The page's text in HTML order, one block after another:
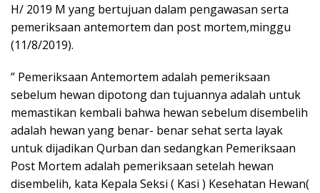
H/ 2019 M yang bertujuan dalam pengawasan serta
pemeriksaan antemortem dan post mortem,minggu
(11/8/2019).
” Pemeriksaan Antemortem adalah pemeriksaan
sebelum hewan dipotong dan tujuannya adalah untuk
memastikan kembali bahwa hewan sebelum disembelih
adalah hewan yang benar- benar sehat serta layak
untuk dijadikan Qurban dan sedangkan Pemeriksaan
Post Mortem adalah pemeriksaan setelah hewan
disembelih, kata Kepala Seksi ( Kasi ) Kesehatan Hewan(